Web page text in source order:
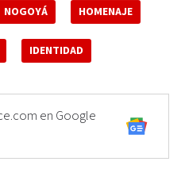
NOGOYÁ HOMENAJE
IDENTIDAD
en Google